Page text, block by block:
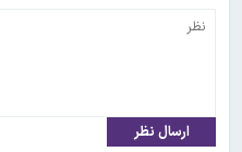
ارسال نظر